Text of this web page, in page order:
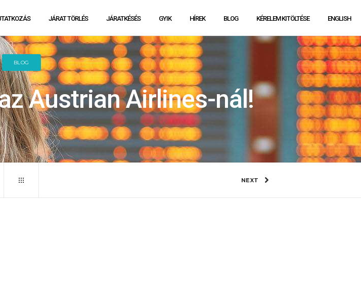
JÁRAT TÖRLÉS JÁRATKÉSÉS GYIK HÍREK BLOG KÉRELEM KITÖLTÉSE ENGLISH
BLOG
Austrian Airlines-nál!
NEXT